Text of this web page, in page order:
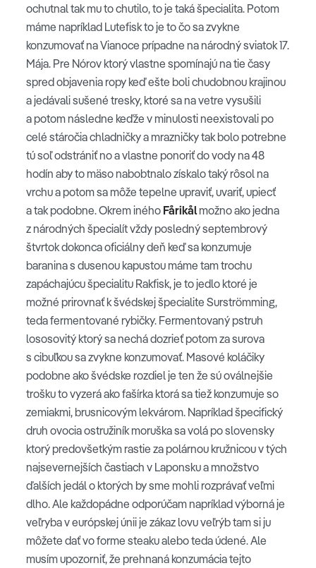
ochutnal tak mu to chutilo, to je taká špecialita. Potom
máme napríklad Lutefisk to je to čo sa zvykne
konzumovať na Vianoce prípadne na národný sviatok 17.
Mája. Pre Nórov ktorý vlastne spomínajú na tie časy
spred objavenia ropy keď ešte boli chudobnou krajinou
a jedávali sušené tresky, ktoré sa na vetre vysušili
a potom následne keďže v minulosti neexistovali po
celé stáročia chladničky a mrazničky tak bolo potrebne
tú soľ odstrániť no a vlastne ponoriť do vody na 48
hodín aby to mäso nabobtnalo získalo taký rôsol na
vrchu a potom sa môže tepelne upraviť, uvariť, upiecť
a tak podobne. Okrem iného Fårikålmožno ako jedna
z národných špecialít vždy posledný septembrový
štvrtok dokonca oficiálny deň keď sa konzumuje
baranina s dusenou kapustou máme tam trochu
zapáchajúcu špecialitu Rakfisk, je to jedlo ktoré je
možné prirovnať k švédskej špecialite Surströmming,
teda fermentované rybičky. Fermentovaný pstruh
lososovitý ktorý sa nechá dozrieť potom za surova
s cibuľkou sa zvykne konzumovať. Masové koláčiky
podobne ako švédske rozdiel je ten že sú oválnejšie
trošku to vyzerá ako fašírka ktorá sa tiež konzumuje so
zemiakmi, brusnicovým lekvárom. Napríklad špecifický
druh ovocia ostružiník moruška sa volá po slovensky
ktorý predovšetkým rastie za polárnou kružnicou v tých
najsevernejších častiach v Laponsku a množstvo
ďalších jedál o ktorých by sme mohli rozprávať veľmi
dlho. Ale každopádne odporúčam napríklad výborná je
veľryba v európskej únii je zákaz lovu veľrýb tam si ju
môžete dať vo forme steaku alebo teda údené. Ale
musím upozorniť, že prehnaná konzumácia tejto